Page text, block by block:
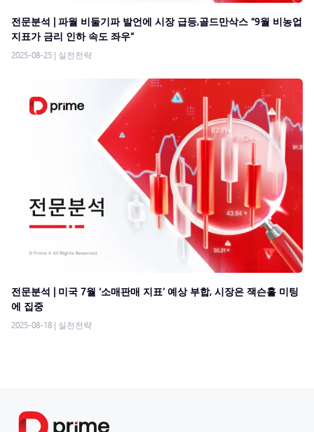
전문분석 | 파월 비둘기파 발언에 시장 급등,골드만삭스 “9월 비농업
지표가 금리 인하 속도 좌우”
2025-08-25 | 실전전략
전문분석 | 미국 7월 ‘소매판매 지표’ 예상 부합, 시장은 잭슨홀 미팅
에 집중
2025-08-18 | 실전전략